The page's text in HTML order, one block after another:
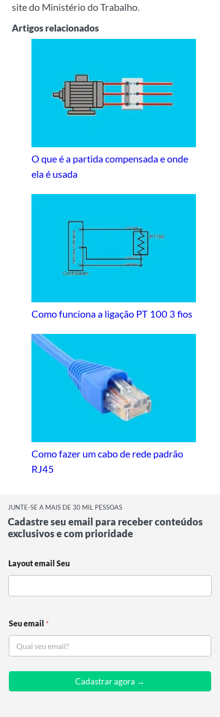
site do Ministério do Trabalho.
Artigos relacionados
O que é a partida compensada e onde
ela é usada
Como funciona a ligação PT 100 3 fios
Como fazer um cabo de rede padrão
RJ45
JUNTE-SE A MAIS DE 30 MIL PESSOAS
Cadastre seu email para receber conteúdos
exclusivos e com prioridade
Layout email Seu
Seu email *
Cadastrar agora →